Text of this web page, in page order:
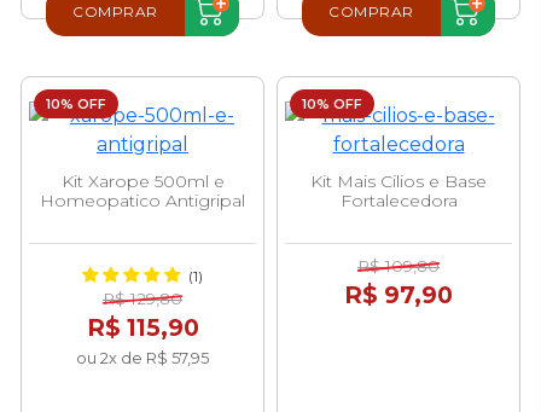
COMPRAR COMPRAR
10% OFF
Kit Xarope 500ml e
Homeopatico Antigripal
(1)
R$ 129,80
R$ 115,90
ou 2x de R$ 57,95
10% OFF
Kit Mais Cilios e Base
Fortalecedora
R$ 109,80
R$ 97,90